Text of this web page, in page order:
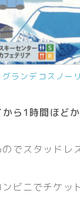
グランデコスノー
ら1時間ほど
でスタッドレ
ビニでチケッ